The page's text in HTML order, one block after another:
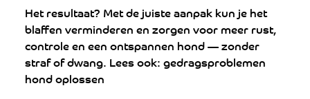
Het resultaat? Met de juiste aanpak kun je het
blaffen verminderen en zorgen voor meer rust,
controle en een ontspannen hond — zonder
straf of dwang. Lees ook: gedragsproblemen
hond oplossen